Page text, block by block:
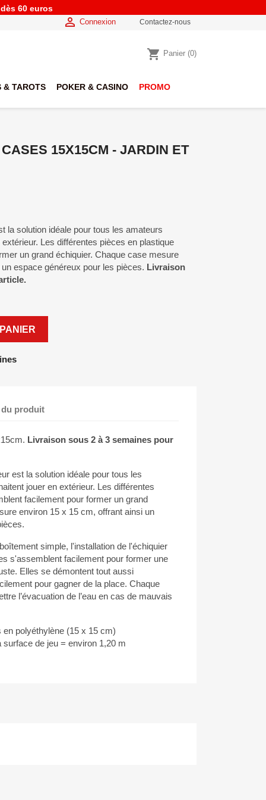
60 euros
 Connexion Contactez-nous
shopping_cart Panier (0)
& TAROTS POKER & CASINO PROMO
15X15CM - JARDIN ET
la solution idéale pour tous les amateurs
Les différentes pièces en plastique
un grand échiquier. Chaque case mesure
espace généreux pour les pièces. Livraison
du produit
Livraison sous 2 à 3 semaines pour
est la solution idéale pour tous les
jouer en extérieur. Les différentes
facilement pour former un grand
environ 15 x 15 cm, offrant ainsi un
simple, l'installation de l'échiquier
s'assemblent facilement pour former une
Elles se démontent tout aussi
pour gagner de la place. Chaque
l’évacuation de l’eau en cas de mauvais
polyéthylène (15 x 15 cm)
de jeu = environ 1,20 m